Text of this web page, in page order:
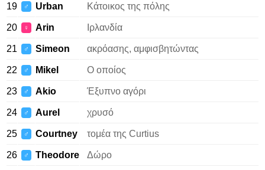
19 ♂ Urban Κάτοικος της πόλης
20 ♀ Arin Ιρλανδία
21 ♂ Simeon ακρόασης, αμφισβητώντας
22 ♂ Mikel Ο οποίος
23 ♂ Akio Έξυπνο αγόρι
24 ♂ Aurel χρυσό
25 ♂ Courtney τομέα της Curtius
26 ♂ Theodore Δώρο